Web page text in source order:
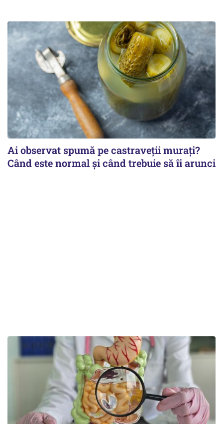
Ai observat spumă pe castraveții murați?
Când este normal și când trebuie să îi arunci